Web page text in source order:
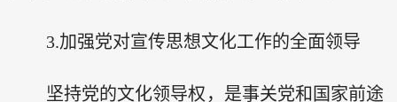
3.加强党对宣传思想文化工作的全面领导
坚持党的文化领导权，是事关党和国家前途